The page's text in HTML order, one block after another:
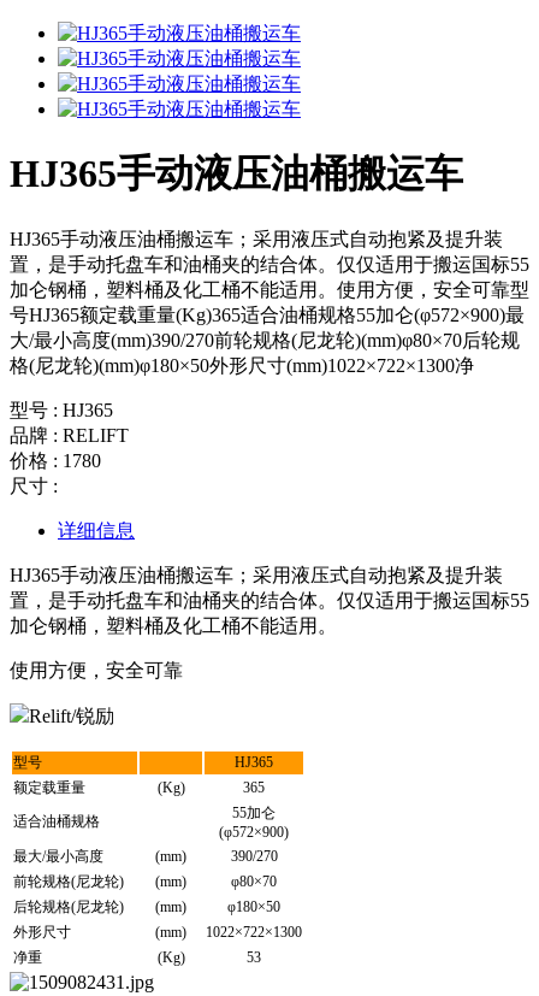
HJ365手动液压油桶搬运车
HJ365手动液压油桶搬运车；采用液压式自动抱紧及提升装
置，是手动托盘车和油桶夹的结合体。仅仅适用于搬运国标55
加仑钢桶，塑料桶及化工桶不能适用。使用方便，安全可靠型
号HJ365额定载重量(Kg)365适合油桶规格55加仑(φ572×900)最
大/最小高度(mm)390/270前轮规格(尼龙轮)(mm)φ80×70后轮规
格(尼龙轮)(mm)φ180×50外形尺寸(mm)1022×722×1300净
型号 : HJ365
品牌 : RELIFT
价格 : 1780
尺寸 :
详细信息
HJ365手动液压油桶搬运车；采用液压式自动抱紧及提升装
置，是手动托盘车和油桶夹的结合体。仅仅适用于搬运国标55
加仑钢桶，塑料桶及化工桶不能适用。
使用方便，安全可靠
型号
HJ365
额定载重量
(Kg)
365
适合油桶规格
55加仑
(φ572×900)
最大/最小高度
(mm)
390/270
前轮规格(尼龙轮)
(mm)
φ80×70
后轮规格(尼龙轮)
(mm)
φ180×50
外形尺寸
(mm)
1022×722×1300
净重
(Kg) 53